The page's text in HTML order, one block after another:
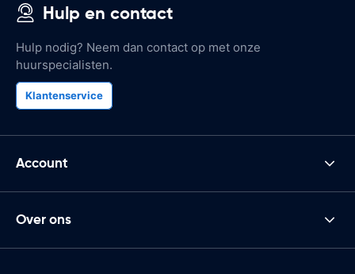
Hulp en contact
Hulp nodig? Neem dan contact op met onze
huurspecialisten.
Klantenservice
Account
Over ons